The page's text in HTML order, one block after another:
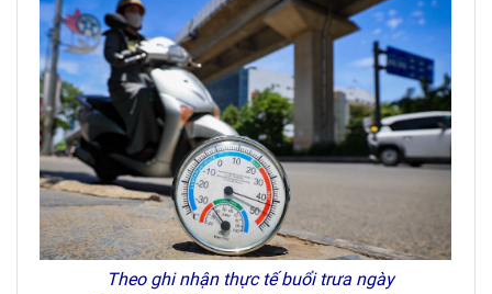
Theo ghi nhận thực tế buổi trưa ngày